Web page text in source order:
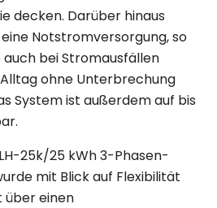
decken. Darüber hinaus
Notstromversorgung, so
bei Stromausfällen
ohne Unterbrechung
System ist außerdem auf bis
25k/25 kWh 3-Phasen-
mit Blick auf Flexibilität
über einen